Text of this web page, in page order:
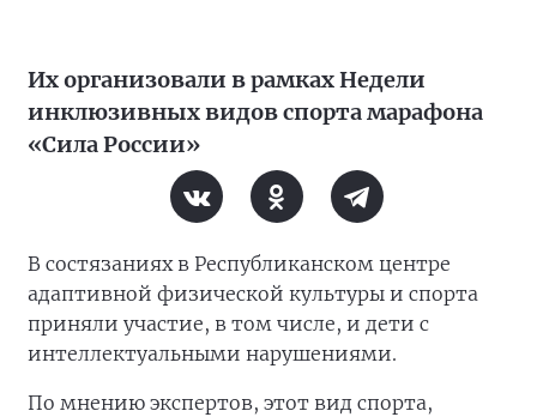
Их организовали в рамках Недели
инклюзивных видов спорта марафона
«Сила России»
В состязаниях в Республиканском центре
адаптивной физической культуры и спорта
приняли участие, в том числе, и дети с
интеллектуальными нарушениями.
По мнению экспертов, этот вид спорта,